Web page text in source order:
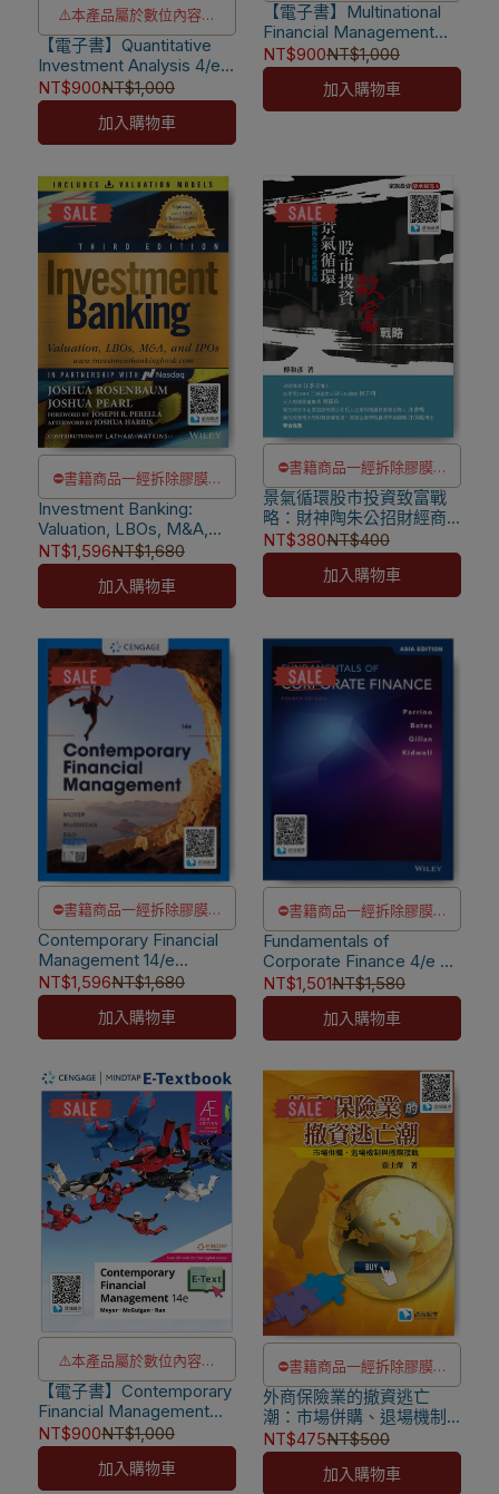
⚠️本產品屬於數位內容服
務，一經購買不提供退貨與
退款
⚠️電子書產品僅限台灣境內
使用，海外IP無法註冊成功
【電子書】Quantitative
Investment Analysis 4/e
[DeFusco/CFA Institute]
NT$900NT$1,000
加入購物車
務，一經購買不提供退貨與
退款
⚠️電子書產品僅限台灣境內
使用，海外IP無法註冊成功
【電子書】Multinational
Financial Management
11/e Asia Edition [Shapiro]
NT$900NT$1,000
加入購物車
⛔書籍商品一經拆除膠膜，
除非瑕疵換書不提供退貨與
退款
✅訂購數量5本以上另有優
惠，請洽LINE客服訂購
Investment Banking:
Valuation, LBOs, M&A,
and IPOs(+ Valuation
Models) 3/e【內含序號,
刮除不受退】
[Rosenbaum]
NT$1,596NT$1,680
加入購物車
⛔書籍商品一經拆除膠膜，
除非瑕疵換書不提供退貨與
退款
✅訂購數量5本以上另有優
惠，請洽LINE客服訂購
景氣循環股市投資致富戰
略：財神陶朱公招財經商
法則 [傅和彥著]
9786269809103
NT$380NT$400
加入購物車
⛔書籍商品一經拆除膠膜，
除非瑕疵換書不提供退貨與
退款
✅訂購數量5本以上另有優
惠，請洽LINE客服訂購
Contemporary Financial
Management 14/e
[Moyer/Mcguigan/Rao]
9781337090582
NT$1,596NT$1,680
加入購物車
⛔書籍商品一經拆除膠膜，
除非瑕疵換書不提供退貨與
退款
✅訂購數量5本以上另有優
惠，請洽LINE客服訂購
Fundamentals of
Corporate Finance 4/e AE
[Parrino] 9781119586562
NT$1,501NT$1,580
加入購物車
⚠️本產品屬於數位內容服
務，一經購買不提供退貨與
退款
⚠️本產品為台灣優惠價格，
故僅販售給台灣地區使用
【電子書】Contemporary
Financial Management
14/e AE
[Moyer/Mcguigan/Rao]
NT$900NT$1,000
加入購物車
⛔書籍商品一經拆除膠膜，
除非瑕疵換書不提供退貨與
退款
✅訂購數量5本以上另有優
惠，請洽LINE客服訂購
外商保險業的撤資逃亡
潮：市場併購、退場機制
與國際接軌 [張士傑著]
9789863630579
NT$475NT$500
加入購物車